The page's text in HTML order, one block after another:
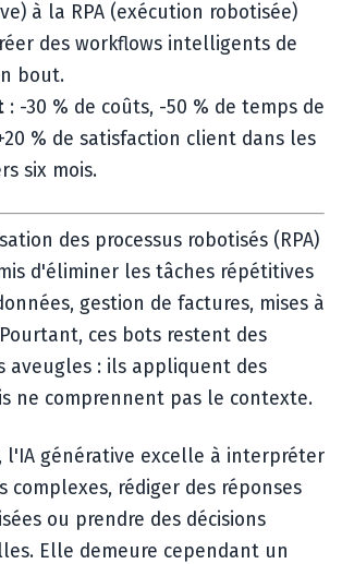
à la RPA (exécution robotisée)
des workflows intelligents de
bout.
: -30 % de coûts, -50 % de temps de
% de satisfaction client dans les
six mois.
des processus robotisés (RPA)
d'éliminer les tâches répétitives
gestion de factures, mises à
Pourtant, ces bots restent des
aveugles : ils appliquent des
ne comprennent pas le contexte.
l'IA générative excelle à interpréter
complexes, rédiger des réponses
ou prendre des décisions
Elle demeure cependant un